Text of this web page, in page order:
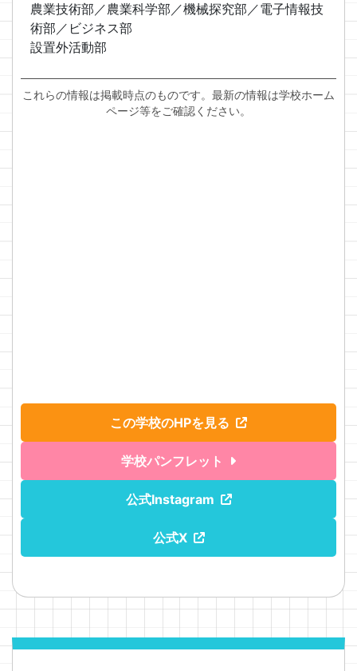
農業技術部／農業科学部／機械探究部／電子情報技
術部／ビジネス部
設置外活動部
これらの情報は掲載時点のものです。最新の情報は学校ホーム
ページ等をご確認ください。
この学校のHPを見る
学校パンフレット
公式Instagram
公式X